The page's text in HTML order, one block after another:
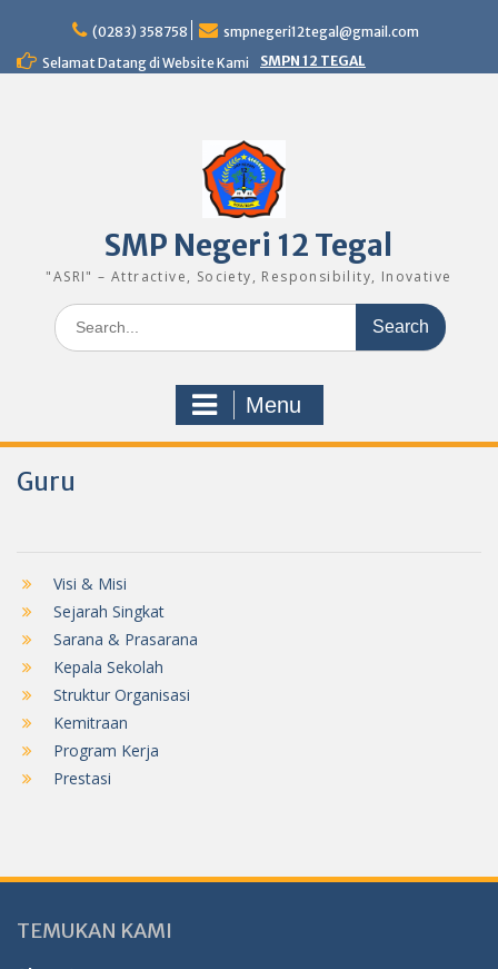
content
(0283) 358758
smpnegeri12tegal@gmail.com
Selamat Datang di Website Kami
SMPN 12 TEGAL
SMP Negeri 12 Tegal
"ASRI" – Attractive, Society, Responsibility, Inovative
Search
for:
Menu
Guru
Visi & Misi
Sejarah Singkat
Sarana & Prasarana
Kepala Sekolah
Struktur Organisasi
Kemitraan
Program Kerja
Prestasi
TEMUKAN KAMI